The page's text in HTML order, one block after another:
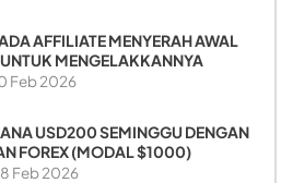
AFFILIATE MENYERAH AWAL
MENGELAKKANNYA
Feb 2026
USD200 SEMINGGU DENGAN
FOREX (MODAL $1000)
Feb 2026